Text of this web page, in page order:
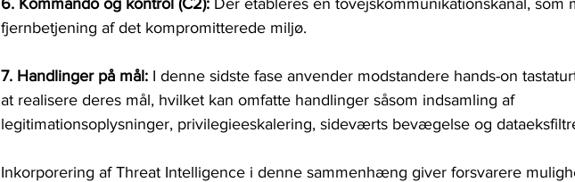
fjernbetjening af det kompromitterede miljø.
7. Handlinger på mål: I denne sidste fase anvender modstandere hands-on
at realisere deres mål, hvilket kan omfatte handlinger såsom indsamling af
legitimationsoplysninger, privilegieeskalering, sideværts bevægelse og
Inkorporering af Threat Intelligence i denne sammenhæng giver forsvarere